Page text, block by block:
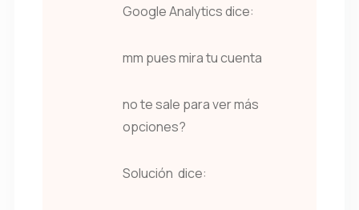
Google Analytics dice:
mm pues mira tu cuenta
no te sale para ver más
opciones?
Solución dice: